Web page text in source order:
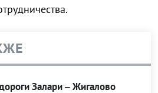
Залари – Жигалово